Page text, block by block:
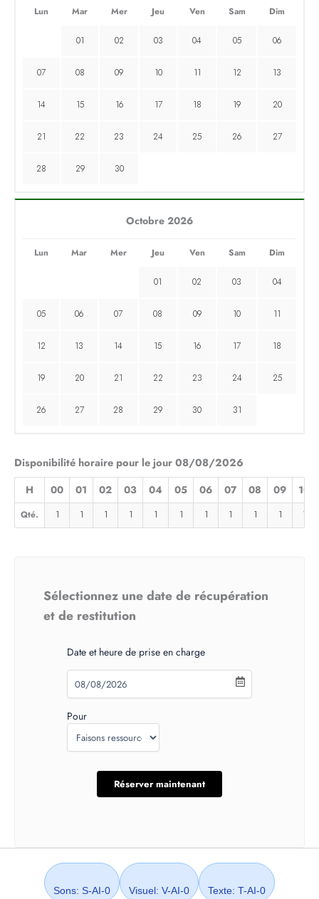
Lun Mar Mer Jeu Ven Sam Dim
01 02 03 04 05 06
07 08 09 10 11 12 13
14 15 16 17 18 19 20
21 22 23 24 25 26 27
28 29 30
Octobre 2026
Lun Mar Mer Jeu Ven Sam Dim
01 02 03 04
05 06 07 08 09 10 11
12 13 14 15 16 17 18
19 20 21 22 23 24 25
26 27 28 29 30 31
Disponibilité horaire pour le jour 08/08/2026
H 00 01 02 03 04 05 06 07 08 09 10
Qté. 1 1 1 1 1 1 1 1 1 1 1
Sélectionnez une date de récupération
et de restitution
Date et heure de prise en charge
Pour
Sons: S-AI-0 Visuel: V-AI-0 Texte: T-AI-0